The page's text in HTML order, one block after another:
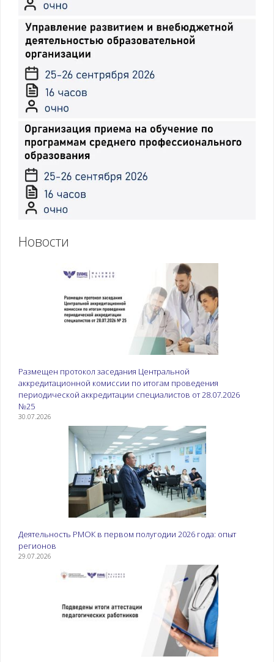
Новости
Размещен протокол заседания Центральной
аккредитационной комиссии по итогам проведения
периодической аккредитации специалистов от 28.07.2026
№25
30.07.2026
Деятельность РМОК в первом полугодии 2026 года: опыт
регионов
29.07.2026